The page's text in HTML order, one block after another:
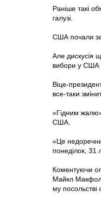
Раніше такі
галузі.
США почали
Але дискусія
вибори у США
Віце-
все-таки
«Гідним
США.
«Це
понеділок, 31
Коментуючи
Майкл Макфол
му